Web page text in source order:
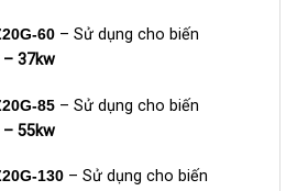
60 – Sử dụng cho biến
37kw
85 – Sử dụng cho biến
55kw
130 – Sử dụng cho biến